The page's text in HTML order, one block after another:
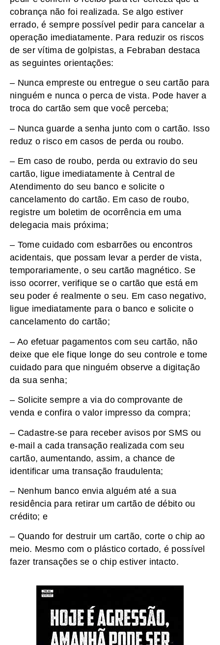
cobrança não foi realizada. Se algo estiver
errado, é sempre possível pedir para cancelar a
operação imediatamente. Para reduzir os riscos
de ser vítima de golpistas, a Febraban destaca
as seguintes orientações:
– Nunca empreste ou entregue o seu cartão para
ninguém e nunca o perca de vista. Pode haver a
troca do cartão sem que você perceba;
– Nunca guarde a senha junto com o cartão. Isso
reduz o risco em casos de perda ou roubo.
– Em caso de roubo, perda ou extravio do seu
cartão, ligue imediatamente à Central de
Atendimento do seu banco e solicite o
cancelamento do cartão. Em caso de roubo,
registre um boletim de ocorrência em uma
delegacia mais próxima;
– Tome cuidado com esbarrões ou encontros
acidentais, que possam levar a perder de vista,
temporariamente, o seu cartão magnético. Se
isso ocorrer, verifique se o cartão que está em
seu poder é realmente o seu. Em caso negativo,
ligue imediatamente para o banco e solicite o
cancelamento do cartão;
– Ao efetuar pagamentos com seu cartão, não
deixe que ele fique longe do seu controle e tome
cuidado para que ninguém observe a digitação
da sua senha;
– Solicite sempre a via do comprovante de
venda e confira o valor impresso da compra;
– Cadastre-se para receber avisos por SMS ou
e-mail a cada transação realizada com seu
cartão, aumentando, assim, a chance de
identificar uma transação fraudulenta;
– Nenhum banco envia alguém até a sua
residência para retirar um cartão de débito ou
crédito; e
– Quando for destruir um cartão, corte o chip ao
meio. Mesmo com o plástico cortado, é possível
fazer transações se o chip estiver intacto.